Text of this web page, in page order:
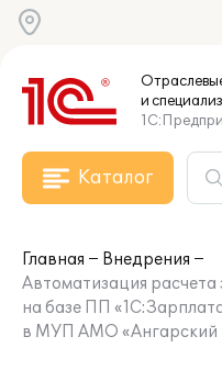
и
Каталог
Главная
Внедрения
Автоматизация
на базе ПП
в МУП АМО «Ангарский